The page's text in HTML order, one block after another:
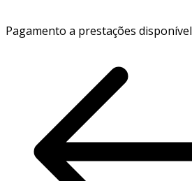
Pagamento a prestações disponível